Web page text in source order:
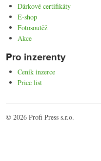
Dárkové certifikáty
E-shop
Fotosoutěž
Akce
Pro inzerenty
Ceník inzerce
Price list
© 2026 Profi Press s.r.o.